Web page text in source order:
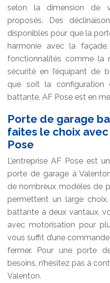
selon la dimension de
proposés. Des
disponibles pour que la
harmonie avec la
fonctionnalités comme la
sécurité en l’équipant de
que soit la
battante, AF Pose est en
Porte de garage
faites le choix avec
Pose
L’entreprise AF Pose est
porte de garage à
de nombreux modèles de
permettent un large
battante à deux vantaux,
avec motorisation pour
vous suffit d’une
fermer. Pour une porte
besoins, n’hésitez pas à
Valenton.